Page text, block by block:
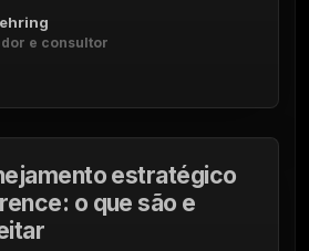
e consultor
03 DE JULHO DE 2026
estratégico
o que são e